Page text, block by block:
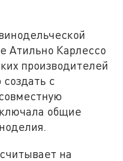
Атильно Карлессо
производителей
с
общие
на